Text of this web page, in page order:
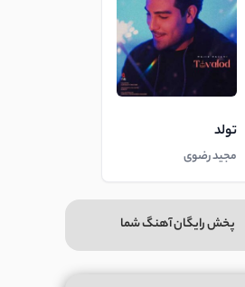
تولد
مجید رضوی
پخش رایگان آهنگ شما